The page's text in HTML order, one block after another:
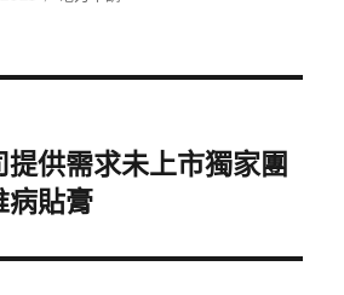
提供需求未上市獨家團
病貼膏